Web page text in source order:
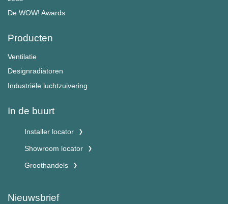
De WOW! Awards
Producten
Ventilatie
Designradiatoren
Industriële luchtzuivering
In de buurt
Installer locator
Showroom locator
Groothandels
Nieuwsbrief